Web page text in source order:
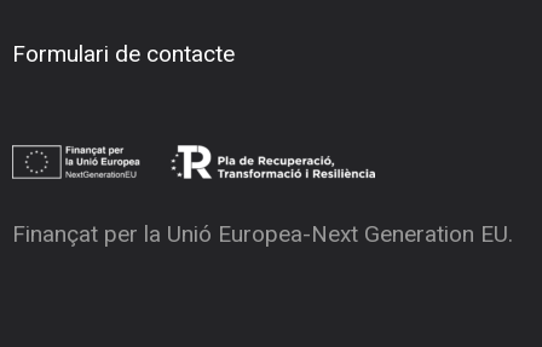
Formulari de contacte
Finançat per la Unió Europea-Next Generation EU.